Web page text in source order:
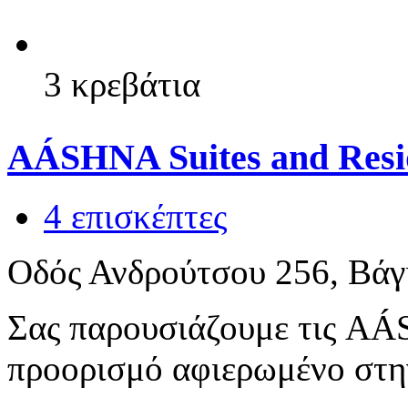
3 κρεβάτια
AÁSHNA Suites and
4 επισκέπτες
Οδός Ανδρούτσου 256,
Σας παρουσιάζουμε τις
προορισμό αφιερωμένο